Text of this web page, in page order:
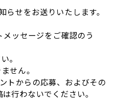
せをお送りいたします。
ッセージをご確認のう
。
せん。
トからの応募、およびその
行わないでください。